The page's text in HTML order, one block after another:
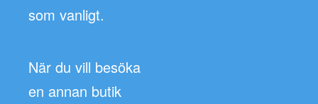
som vanligt.
När du vill besöka
en annan butik